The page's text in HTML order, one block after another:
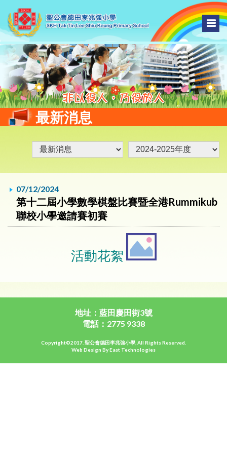
最新消息
07/12/2024
第十二屆小學數學棋盤比賽暨全港Rummikub
聯校小學邀請賽初賽
活動花絮
地址：藍田慶田街3號
電話：2775 9338
Copyright©2017. 聖公會德田李兆強小學, All Rights Reserved.
Web Design By East Technologies